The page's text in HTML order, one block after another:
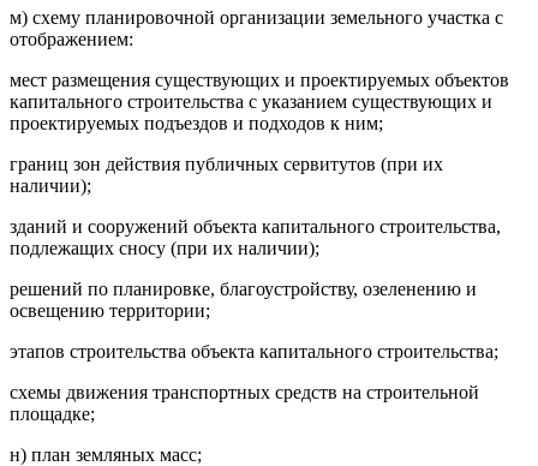
м) схему планировочной организации земельного участка с
отображением:
мест размещения существующих и проектируемых объектов
капитального строительства с указанием существующих и
проектируемых подъездов и подходов к ним;
границ зон действия публичных сервитутов (при их
наличии);
зданий и сооружений объекта капитального строительства,
подлежащих сносу (при их наличии);
решений по планировке, благоустройству, озеленению и
освещению территории;
этапов строительства объекта капитального строительства;
схемы движения транспортных средств на строительной
площадке;
н) план земляных масс;